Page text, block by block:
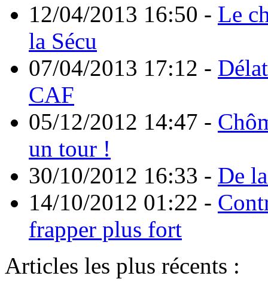
12/04/2013 16:50 - Le
la Sécu
07/04/2013 17:12 -
CAF
05/12/2012 14:47 -
un tour !
30/10/2012 16:33 - De
14/10/2012 01:22 -
frapper plus fort
Articles les plus récents :